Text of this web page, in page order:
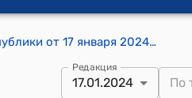
Постановление Кабинета Министров Кыргызской Республики от 17 января 2024 года № 13 "Об утверждении "Дорожной карты" по реализации Национальной программы о сохранении и развитии национальных традиций на 2023-2027 годы"
Редакция
17.01.2024